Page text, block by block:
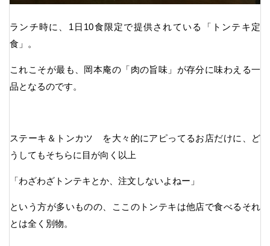
ランチ時に、1日10食限定で提供されている「トンテキ定
食」。
これこそが最も、岡本庵の「肉の旨味」が存分に味わえる一
品となるのです。
ステーキ＆トンカツ を大々的にアピってるお店だけに、ど
うしてもそちらに目が向く以上
「わざわざトンテキとか、注文しないよねー」
という方が多いものの、ここのトンテキは他店で食べるそれ
とは全く別物。